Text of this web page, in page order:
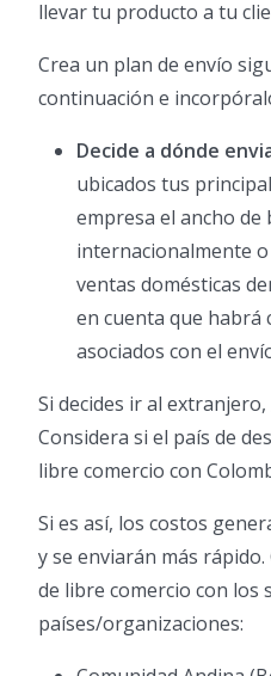
llevar tu producto a tu
Crea un plan de envío
continuación e
Decide a dónde
ubicados tus
empresa el ancho
internacionalmente
ventas domésticas
en cuenta que habrá
asociados con el
Si decides ir al
Considera si el país de
libre comercio con
Si es así, los costos
y se enviarán más
de libre comercio con los
países/organizaciones: